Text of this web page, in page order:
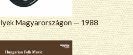
Magyarországon — 1988